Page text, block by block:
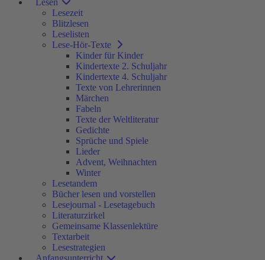
Lesen
Lesezeit
Blitzlesen
Leselisten
Lese-Hör-Texte
Kinder für Kinder
Kindertexte 2. Schuljahr
Kindertexte 4. Schuljahr
Texte von Lehrerinnen
Märchen
Fabeln
Texte der Weltliteratur
Gedichte
Sprüche und Spiele
Lieder
Advent, Weihnachten
Winter
Lesetandem
Bücher lesen und vorstellen
Lesejournal - Lesetagebuch
Literaturzirkel
Gemeinsame Klassenlektüre
Textarbeit
Lesestrategien
Anfangsunterricht